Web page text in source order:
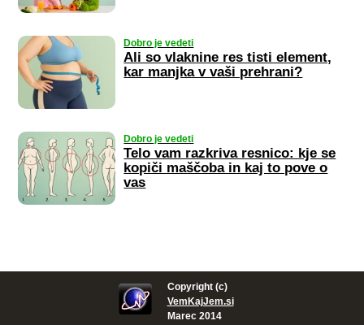
Dobro je vedeti
Ali so vlaknine res tisti element,
kar manjka v vaši prehrani?
Dobro je vedeti
Telo vam razkriva resnico: kje se
kopiči maščoba in kaj to pove o
vas
Copyright (c)
VemKajJem.si
Marec 2014